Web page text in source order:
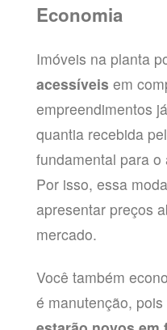
Economia
Imóveis na planta
acessíveis em
empreendimentos
quantia recebida
fundamental para
Por isso, essa
apresentar preços
mercado.
Você também
é manutenção, pois